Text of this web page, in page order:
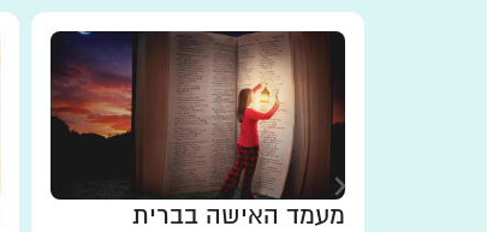
מעמד האישה בברית